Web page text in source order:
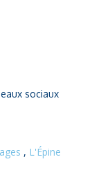
sociaux
, L'Épine